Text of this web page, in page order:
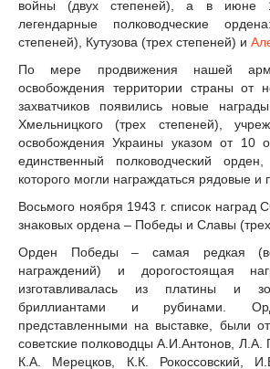
войны (двух степеней), а в июне
легендарные полководческие
степеней), Кутузова (трех степеней) и
По мере продвижения нашей
освобождения территории страны от
захватчиков появились новые
Хмельницкого (трех степеней),
освобождения Украины указом от 10
единственный полководческий
которого могли награждаться рядовые и
Восьмого ноября 1943 г. список наград
знаковых ордена – Победы и Славы (трех
Орден Победы – самая редкая
награждений) и дорогостоящая
изготавливалась из платины и
бриллиантами и рубинами.
представленными на выставке, были
советские полководцы А.И.Антонов, Л.А.
К.А. Мерецков, К.К. Рокоссовский,